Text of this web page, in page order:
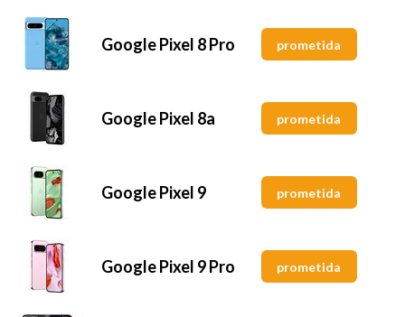
Google Pixel 8 Pro prometida
Google Pixel 8a prometida
Google Pixel 9 prometida
Google Pixel 9 Pro prometida